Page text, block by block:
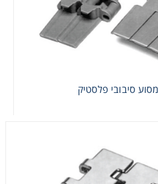
סיבובי פלסטיק